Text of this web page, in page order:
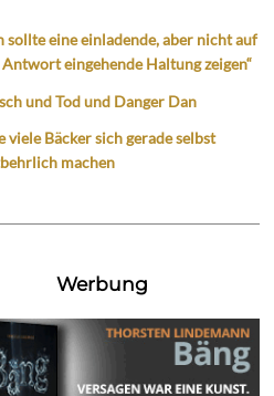
sollte eine einladende, aber nicht auf
eingehende Haltung zeigen“
und Tod und Danger Dan
viele Bäcker sich gerade selbst
machen
Werbung